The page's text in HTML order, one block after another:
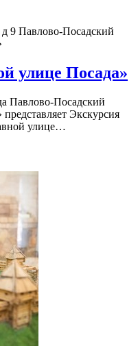
9 Павлово-Посадский
улице Посада»
Павлово-Посадский
Экскурсия
улице…